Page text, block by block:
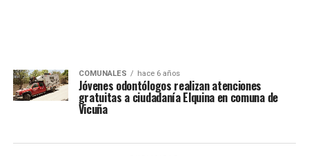
COMUNALES hace 6 años
Jóvenes odontólogos realizan atenciones
gratuitas a ciudadanía Elquina en comuna de
Vicuña